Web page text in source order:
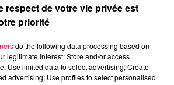
Nexxyo
respect de votre vie privée est
priorité
do the following data processing based on
legitimate interest: Store and/or access
Use limited data to select advertising; Create
advertising; Use profiles to select personalised